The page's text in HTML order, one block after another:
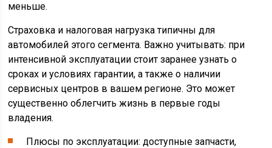
меньше.
Страховка и налоговая нагрузка типичны для
автомобилей этого сегмента. Важно учитывать: при
интенсивной эксплуатации стоит заранее узнать о
сроках и условиях гарантии, а также о наличии
сервисных центров в вашем регионе. Это может
существенно облегчить жизнь в первые годы
владения.
Плюсы по эксплуатации: доступные запчасти,